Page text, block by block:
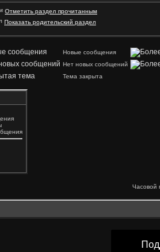
Отметить раздел прочитанным
Показать родительский раздел
Новые сообщения
Нет новых сообщений
Тема закрыта
Часовой